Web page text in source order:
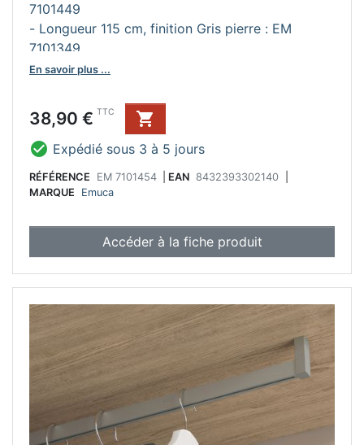
7101449
- Longueur 115 cm, finition Gris pierre : EM
7101349
En savoir plus ...
Prix
38,90 € TTC

 Expédié sous 3 à 5 jours
RÉFÉRENCE EM 7101454 EAN 8432393302140
MARQUE
Emuca
Accéder à la fiche produit